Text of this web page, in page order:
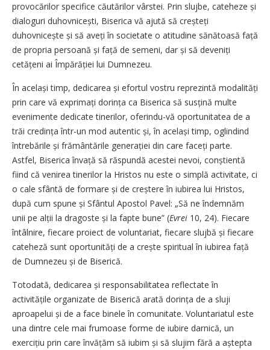
provocărilor specifice căutărilor vârstei. Prin slujbe, cateheze și
dialoguri duhovnicești, Biserica vă ajută să creșteți
duhovnicește și să aveți în societate o atitudine sănătoasă față
de propria persoană și față de semeni, dar și să deveniți
cetățeni ai Împărăției lui Dumnezeu.
În același timp, dedicarea și efortul vostru reprezintă modalități
prin care vă exprimați dorința ca Biserica să susțină multe
evenimente dedicate tinerilor, oferindu-vă oportunitatea de a
trăi credința într-un mod autentic și, în același timp, oglindind
întrebările și frământările generației din care faceți parte.
Astfel, Biserica învață să răspundă acestei nevoi, conștientă
fiind că venirea tinerilor la Hristos nu este o simplă activitate, ci
o cale sfântă de formare și de creștere în iubirea lui Hristos,
după cum spune și Sfântul Apostol Pavel: „Să ne îndemnăm
unii pe alții la dragoste și la fapte bune” (Evrei 10, 24). Fiecare
întâlnire, fiecare proiect de voluntariat, fiecare slujbă și fiecare
cateheză sunt oportunități de a crește spiritual în iubirea față
de Dumnezeu și de Biserică.
Totodată, dedicarea și responsabilitatea reflectate în
activitățile organizate de Biserică arată dorința de a sluji
aproapelui și de a face binele în comunitate. Voluntariatul este
una dintre cele mai frumoase forme de iubire darnică, un
exercițiu prin care învățăm să iubim și să slujim fără a aștepta